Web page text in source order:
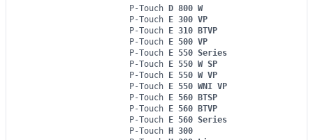
P-Touch D 800 W
P-Touch E 300 VP
P-Touch E 310 BTVP
P-Touch E 500 VP
P-Touch E 550 Series
P-Touch E 550 W SP
P-Touch E 550 W VP
P-Touch E 550 WNI VP
P-Touch E 560 BTSP
P-Touch E 560 BTVP
P-Touch E 560 Series
P-Touch H 300